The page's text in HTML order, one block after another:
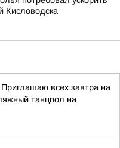
Кисловодска
всех завтра на
танцпол на